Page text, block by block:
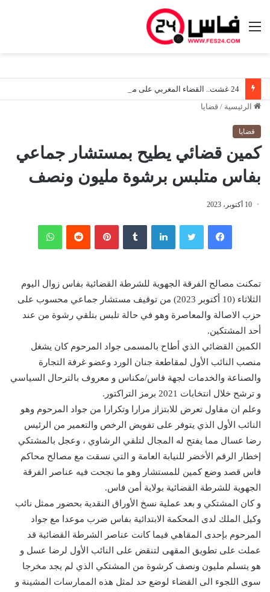
القائمة
الرئيسية / قضايا
قضايا
كمين قضائي يطيح بمستشار جماعي
بفاس متلبس برشوة مليون ونصف
10 أكتوبر، 2023
فيسبوك لينكدإن بينتيريست
تمكنت مصالح الفرقة الجهوية للشرطة القضائية بفاس زوال اليوم
الثلاثاء (10 أكتوبر 2023) من توقيف مستشار جماعي محسوب على
حزب الاصالة والمعاصرة وهو في حالة تلبس بتلقي رشوة من عند
أحد المشتكين.
الكمين القضائي الذي أطاح بالمسمى جواد المرحوم كان يشغل
منصب النائب الأول لمقاطعة جنان الورد وعضو غرفة التجارة
والصناعة والخدمات لجهة فاس/مكناس و معروف بالترحال السياسي
و ترشح خلال انتخابات 2021 برمز التراكتور.
وعلم ان مقاول تعرض للابتزاز مرارا وتكرارا من جواد المرحوم وهو
النائب الأول الذي يتوفر على تفويض الرخص والتعمير من الرئيس
رضا عسال مما يفتح له المجال لتلقي الرشاوي ، وعجل بالمشتكي
إخطار الرقم الأخضر للنيابة العامة و التي نسقت مع مصالح محاكم
فاس قصد وضع كمين للمستشار وهو ما نجحت فيه عناصر الفرقة
الجهوية للشرطة القضائية بولاية أمن فاس.
و كان المشتكي و بعد عملية نسخ الأوراق النقدية بحضور ممثل نائب
وكيل الملك لدى المحكمة الابتدائية بفاس ضرب موعدا مع جواد
المرحوم بإحدى المقاهي فيما كانت عناصر الشرطة القضائية قد
عملت على تطويق المقهى لتنقض على النائب الأول لرضا عسل و
هو يتسلم مليون ونصف كرشوة من المشتكي الذي لم يجد مخرجا
سوى اللجوء الى القضاء لوضع حد لمثل هذه الممارسات المشينة و